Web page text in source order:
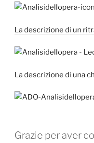
La descrizione di un
La descrizione di una
Grazie per aver